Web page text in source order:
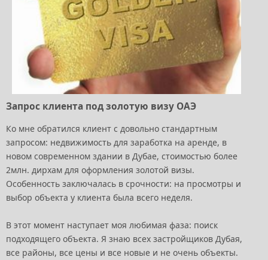
Запрос клиента под золотую визу ОАЭ
Ко мне обратился клиент с довольно стандартным
запросом: недвижимость для заработка на аренде, в
новом современном здании в Дубае, стоимостью более
2млн. дирхам для оформления золотой визы.
Особенность заключалась в срочности: на просмотры и
выбор объекта у клиента была всего неделя.
В этот момент наступает моя любимая фаза: поиск
подходящего объекта. Я знаю всех застройщиков Дубая,
все районы, все цены и все новые и не очень объекты.